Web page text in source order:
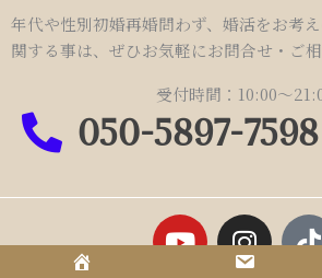
年代や性別初婚再婚問わず、婚活をお考
関する事は、ぜひお気軽にお問合せ・ご相
受付時間：10:00～
050-5897-7598
Y
o
I
n i